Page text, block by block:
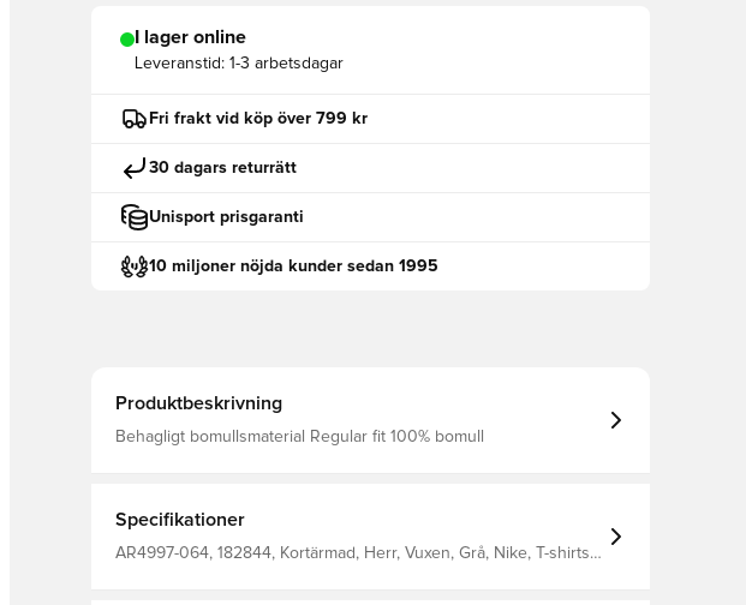
I lager online
Leveranstid: 1-3 arbetsdagar
Fri frakt vid köp över 799 kr
30 dagars returrätt
Unisport prisgaranti
10 miljoner nöjda kunder sedan 1995
Produktbeskrivning
Behagligt bomullsmaterial Regular fit 100% bomull
Specifikationer
AR4997-064, 182844, Kortärmad, Herr, Vuxen, Grå, Nike, T-shirts,